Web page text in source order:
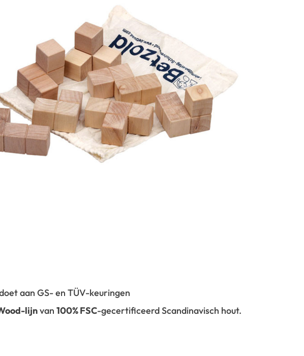
aan GS- en TÜV-keuringen
lijnvan 100% FSC-gecertificeerd Scandinavisch hout.